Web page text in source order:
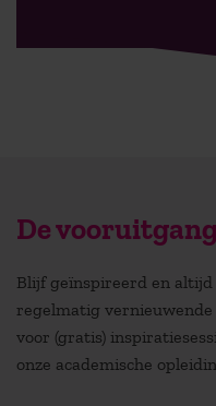
De
Blijf geïnspireerd en
regelmatig
voor (gratis)
onze academische